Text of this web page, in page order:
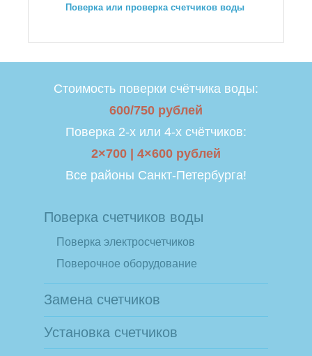
Поверка или проверка счетчиков воды
Стоимость поверки счётчика воды:
600/750 рублей
Поверка 2-х или 4-х счётчиков:
2×700 | 4×600 рублей
Все районы Санкт-Петербурга!
Поверка счетчиков воды
Поверка электросчетчиков
Поверочное оборудование
Замена счетчиков
Установка счетчиков